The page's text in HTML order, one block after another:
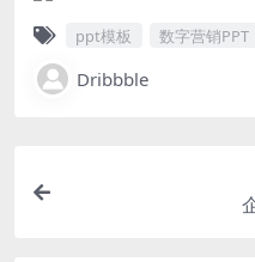
ppt模板 数字营销PPT
Dribbble